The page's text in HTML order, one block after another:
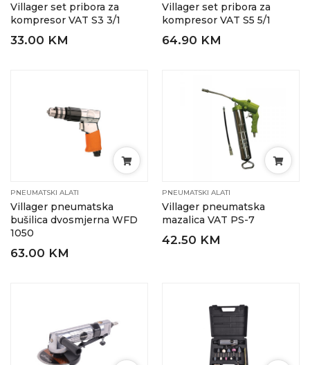
Villager set pribora za
kompresor VAT S3 3/1
33.00 KM
Villager set pribora za
kompresor VAT S5 5/1
64.90 KM
PNEUMATSKI ALATI
Villager pneumatska
bušilica dvosmjerna WFD
1050
63.00 KM
PNEUMATSKI ALATI
Villager pneumatska
mazalica VAT PS-7
42.50 KM